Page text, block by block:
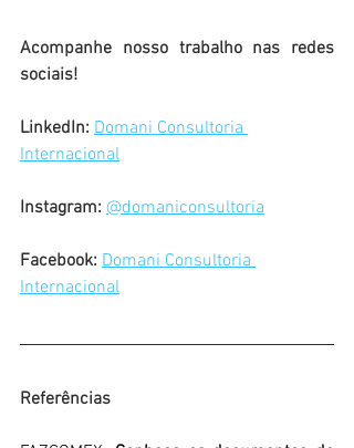
Acompanhe nosso trabalho nas redes
sociais!
LinkedIn: Domani Consultoria
Internacional
Instagram: @domaniconsultoria
Facebook: Domani Consultoria
Internacional
Referências